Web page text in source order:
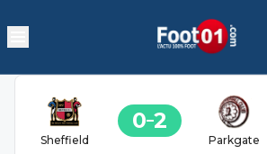
Sheffield
0 2
Parkgate